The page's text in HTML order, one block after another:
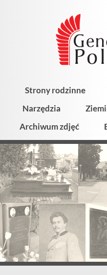
Strony rodzinne
Narzędzia
Archiwum zdjęć